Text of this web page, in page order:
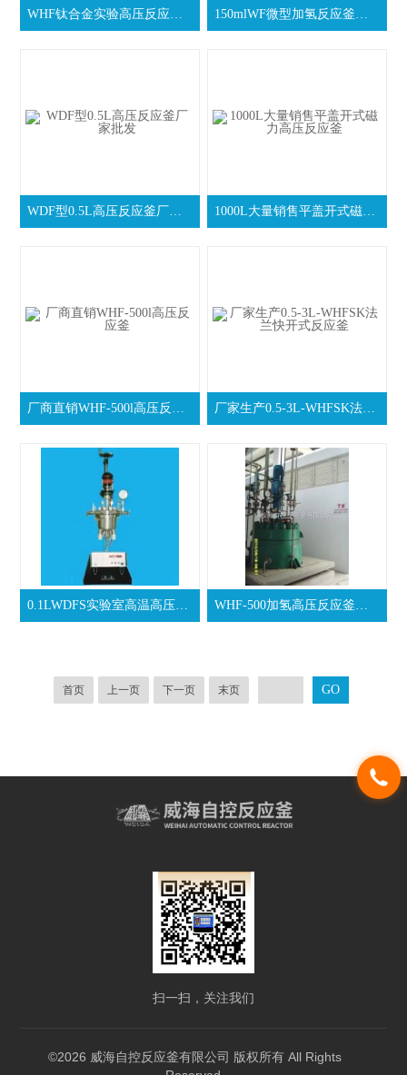
WHF钛合金实验高压反应釜报价单 150mlWF微型加氢反应釜供应
WDF型0.5L高压反应釜厂家批发 1000L大量销售平盖开式磁力高压反应釜
厂商直销WHF-500l高压反应釜 厂家生产0.5-3L-WHFSK法兰快开式反应釜
0.1LWDFS实验室高温高压釜低价销售 WHF-500加氢高压反应釜长期批发
首页 上一页 下一页 末页
扫一扫，关注我们
©2026 威海自控反应釜有限公司 版权所有 All Rights